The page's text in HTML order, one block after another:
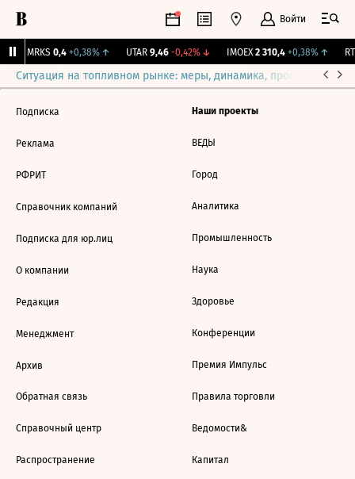
Войти
MRKS 0,4 +0,38%↑ UTAR 9,46 -0,42%↓ IMOEX 2 310,4 +0,38%↑
Ситуация на топливном рынке: меры, динамика, прогнозы
Подписка
Реклама
РФРИТ
Справочник компаний
Подписка для юр.лиц
О компании
Редакция
Менеджмент
Архив
Обратная связь
Справочный центр
Распространение
Наши проекты
ВЕДЫ
Город
Аналитика
Промышленность
Наука
Здоровье
Конференции
Премия Импульс
Правила торговли
Ведомости&
Капитал